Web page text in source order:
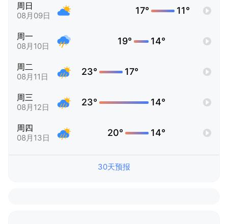
周日
08月09日 17° 11°
周一
08月10日 19° 14°
周二
08月11日 23° 17°
周三
08月12日 23° 14°
周四
08月13日 20° 14°
30天预报